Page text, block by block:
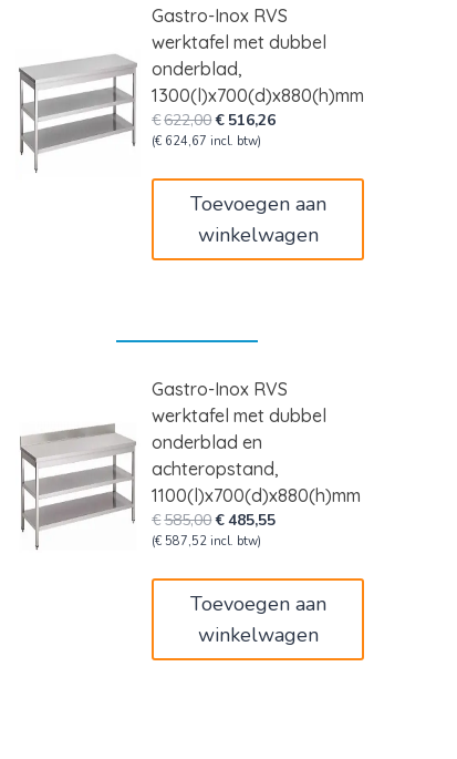
Gastro-Inox RVS
werktafel met dubbel
onderblad,
1300(l)x700(d)x880(h)mm
€622,00Oorspronkelijke
prijs
€ 516,26Huidige
(€ 624,67 incl. btw)
Toevoegen aan
winkelwagen
Gastro-Inox RVS
werktafel met dubbel
onderblad en
achteropstand,
1100(l)x700(d)x880(h)mm
€585,00Oorspronkelijke
prijs
€485,55Huidige
(€ 587,52 incl. btw)
Toevoegen aan
winkelwagen